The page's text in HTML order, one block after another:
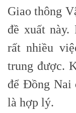
Giao thông
đề xuất này.
rất nhiều
trung được.
để Đồng Nai
là hợp lý.